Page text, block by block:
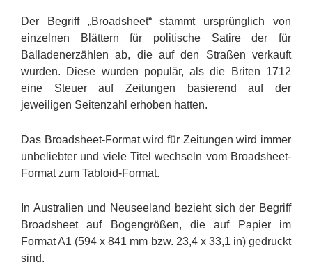
Der Begriff „Broadsheet“ stammt ursprünglich von
einzelnen Blättern für politische Satire der für
Balladenerzählen ab, die auf den Straßen verkauft
wurden. Diese wurden populär, als die Briten 1712
eine Steuer auf Zeitungen basierend auf der
jeweiligen Seitenzahl erhoben hatten.
Das Broadsheet-Format wird für Zeitungen wird immer
unbeliebter und viele Titel wechseln vom Broadsheet-
Format zum Tabloid-Format.
In Australien und Neuseeland bezieht sich der Begriff
Broadsheet auf Bogengrößen, die auf Papier im
Format A1 (594 x 841 mm bzw. 23,4 x 33,1 in) gedruckt
sind.